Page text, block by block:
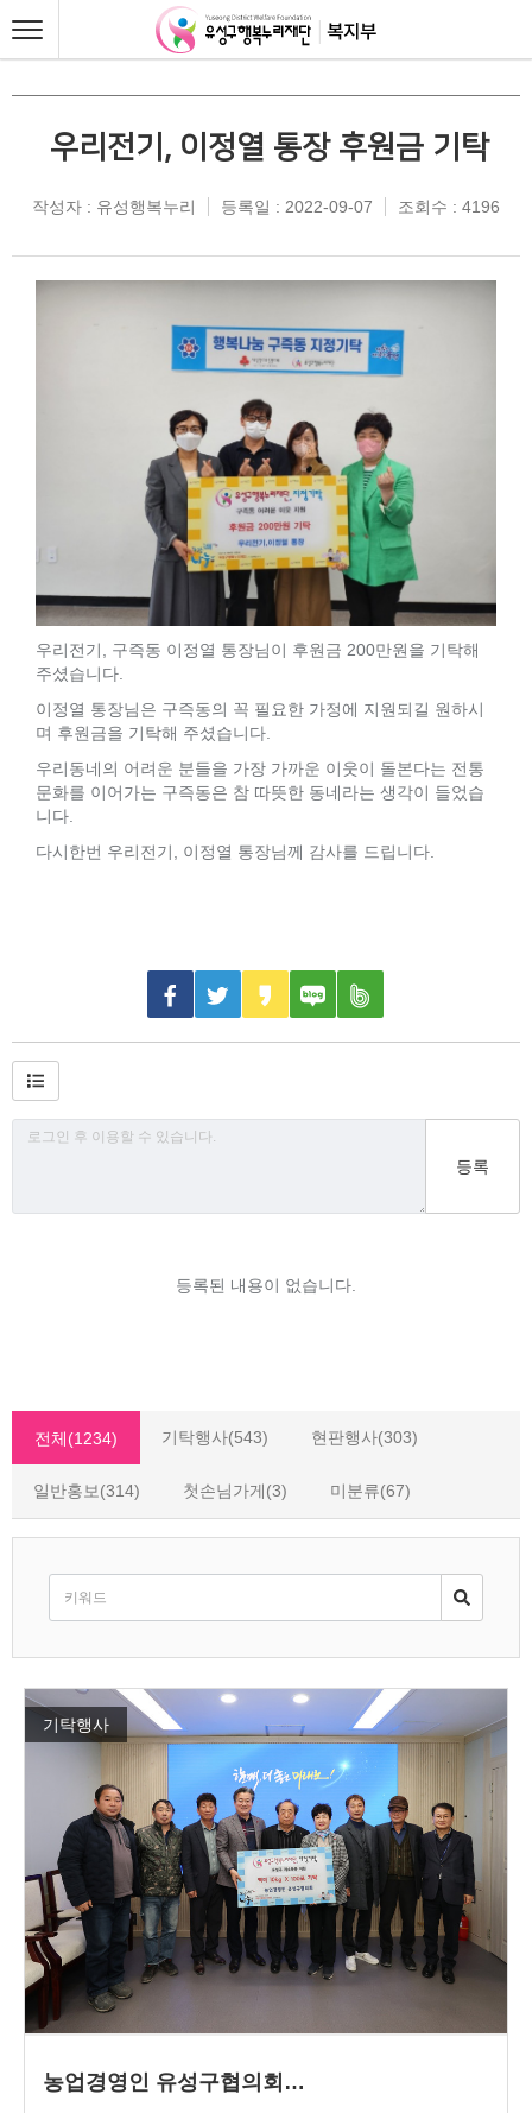
우리전기, 이정열 통장 후원금 기탁
작성자 : 유성행복누리 등록일 : 2022-09-07 조회수 : 4196
우리전기, 구즉동 이정열 통장님이 후원금 200만원을 기탁해
주셨습니다.
이정열 통장님은 구즉동의 꼭 필요한 가정에 지원되길 원하시
며 후원금을 기탁해 주셨습니다.
우리동네의 어려운 분들을 가장 가까운 이웃이 돌본다는 전통
문화를 이어가는 구즉동은 참 따뜻한 동네라는 생각이 들었습
니다.
다시한번 우리전기, 이정열 통장님께 감사를 드립니다.
등록
등록된 내용이 없습니다.
전체(1234) 기탁행사(543) 현판행사(303)
일반홍보(314) 첫손님가게(3) 미분류(67)
기탁행사
농업경영인 유성구협의회…